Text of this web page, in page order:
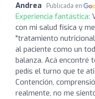
Andrea Publicada en
Experiencia fantástica:
con mi salud física y
"tratamiento
al paciente como un
balanza. Acá encontré
pedís el turno que te
Contención,
realmente, no me